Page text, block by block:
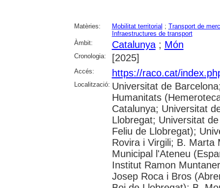
Matèries: Mobilitat territorial ; Transport de
Infraestructures de transport
Àmbit:
Catalunya; Món
Cronologia: [2025]
Accés: https://raco.cat/
Localització: Universitat de
Humanitats
Catalunya; Universitat
Llobregat; Universitat
Feliu de Llobregat);
Rovira i Virgili; B. Marta
Municipal l'Ateneu
Institut Ramon
Josep Roca i Bros